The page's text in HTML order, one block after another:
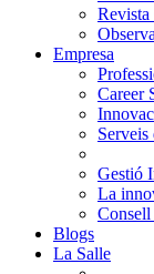
Revista
Empresa
Career
Gestió
La
Consell
Blogs
La Salle